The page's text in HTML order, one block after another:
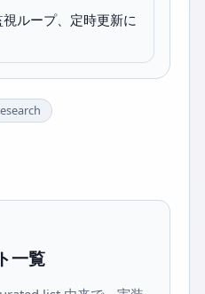
ループ、定時更新に
一覧